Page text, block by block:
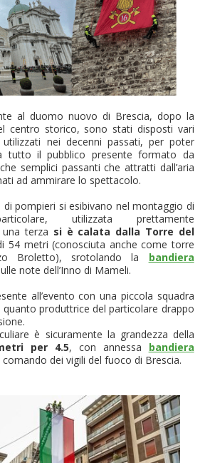
al duomo nuovo di Brescia, dopo la
centro storico, sono stati disposti vari
utilizzati nei decenni passati, per poter
tutto il pubblico presente formato da
semplici passanti che attratti dall’aria
ad ammirare lo spettacolo.
pompieri si esibivano nel montaggio di
utilizzata prettamente
una terza si è calata dalla Torre del
54 metri (conosciuta anche come torre
Broletto), srotolando la bandiera
note dell’Inno di Mameli.
all’evento con una piccola squadra
quanto produttrice del particolare drappo
è sicuramente la grandezza della
per 4.5, con annessa bandiera
comando dei vigili del fuoco di Brescia.